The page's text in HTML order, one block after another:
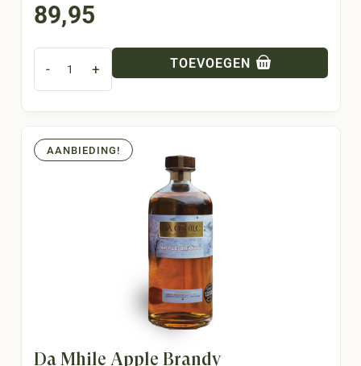
89,95
- + TOEVOEGEN
AANBIEDING!
Dà Mhìle Apple Brandy